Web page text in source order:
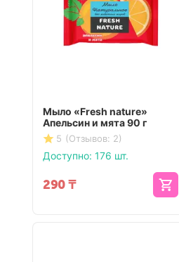
Мыло «Fresh nature»
Апельсин и мята 90 г
5 (Отзывов: 2)
Доступно: 176 шт.
290₸